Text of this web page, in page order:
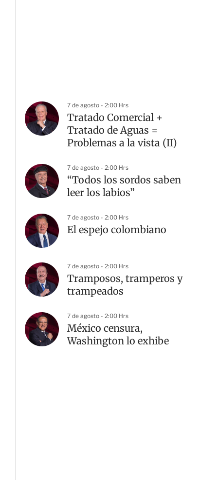
7 de agosto - 2:00 Hrs
Tratado Comercial +
Tratado de Aguas =
Problemas a la vista (II)
7 de agosto - 2:00 Hrs
“Todos los sordos saben
leer los labios”
7 de agosto - 2:00 Hrs
El espejo colombiano
7 de agosto - 2:00 Hrs
Tramposos, tramperos y
trampeados
7 de agosto - 2:00 Hrs
México censura,
Washington lo exhibe